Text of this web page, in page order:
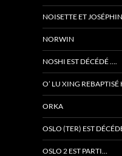
NOISETTE ET
NORWIN
NOSHI EST DÉCÉDÉ ….
O’ LU XING REBAPTISÉ
ORKA
OSLO (TER) EST
OSLO 2 EST PARTI…